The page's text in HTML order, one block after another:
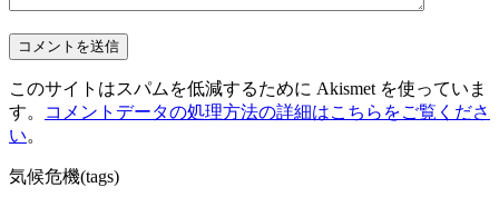
このサイトはスパムを低減するために Akismet を使っていま
す。
コメントデータの処理方法の詳細はこちらをご覧くださ
い。
気候危機(tags)